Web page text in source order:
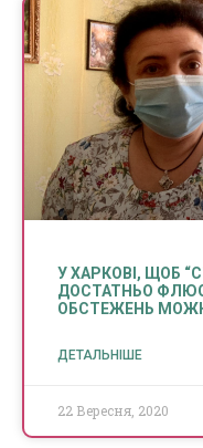
У ХАРКОВІ, ЩОБ
ДОСТАТНЬО
ОБСТЕЖЕНЬ
ДЕТАЛЬНІШЕ
22 Вересня, 2020